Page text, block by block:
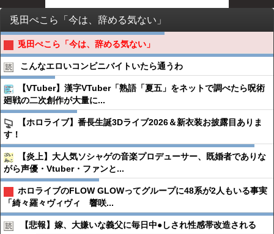
兎田ぺこら「今は、辞める気ない」
兎田ぺこら「今は、辞める気ない」
こんなエロいコンビニバイトいたら通うわ
【VTuber】漢字VTuber「熟語「夏五」をネットで調べたら呪術
廻戦の二次創作が大量に...
【ホロライブ】番長生誕3Dライブ2026＆新衣装お披露目ありま
す！
【炎上】大人気ソシャゲの音楽プロデューサー、既婚者でありな
がら声優・Vtuber・ファンと...
ホロライブのFLOW GLOWってグループに48系が2人もいる事実
「綺々羅々ヴィヴィ 響咲...
【悲報】嫁、大嫌いな義父に毎日中●︎しされ性感帯改造される